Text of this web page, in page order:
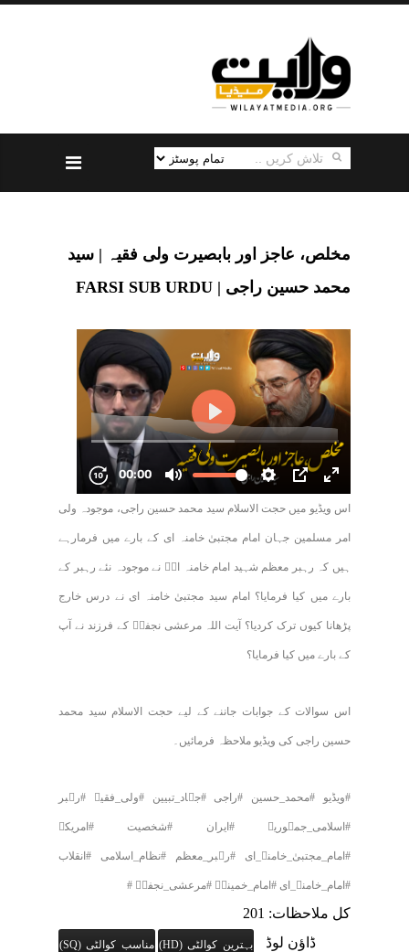
مخلص، عاجز اور بابصیرت ولی فقیہ | سید
محمد حسین راجی | FARSI SUB URDU
اس ویڈیو میں حجت الاسلام سید محمد حسین راجی، موجودہ ولی
امر مسلمین جہان امام مجتبیٰ خامنہ ای کے بارے میں فرمارہے
ہیں کہ رہبر معظم شہید امام خامنہ ایؒ نے موجودہ نئے رہبر کے
بارے میں کیا فرمایا؟ امام سید مجتبیٰ خامنہ ای نے درس خارج
پڑھانا کیوں ترک کردیا؟ آیت اللہ مرعشی نجفیؒ کے فرزند نے آپ
کے بارے میں کیا فرمایا؟
اس سوالات کے جوابات جاننے کے لیے حجت الاسلام سید محمد
حسین راجی کی ویڈیو ملاحظہ فرمائیں۔
#ویڈیو #محمد_حسین #راجی #جہاد_تبیین #ولی_فقیہ #رہبر
#اسلامی_جمہوریہ #ایران #شخصیت #امریکہ
#امام_مجتبیٰ_خامنہ_ای #رہبر_معظم #نظام_اسلامی #انقلاب
#امام_خامنہ_ای #امام_خمینیؒ #مرعشی_نجفیؒ #
کل ملاحظات: 201
ڈاؤن لوڈ
بہترین کوالٹی (HD) مناسب کوالٹی (SQ)